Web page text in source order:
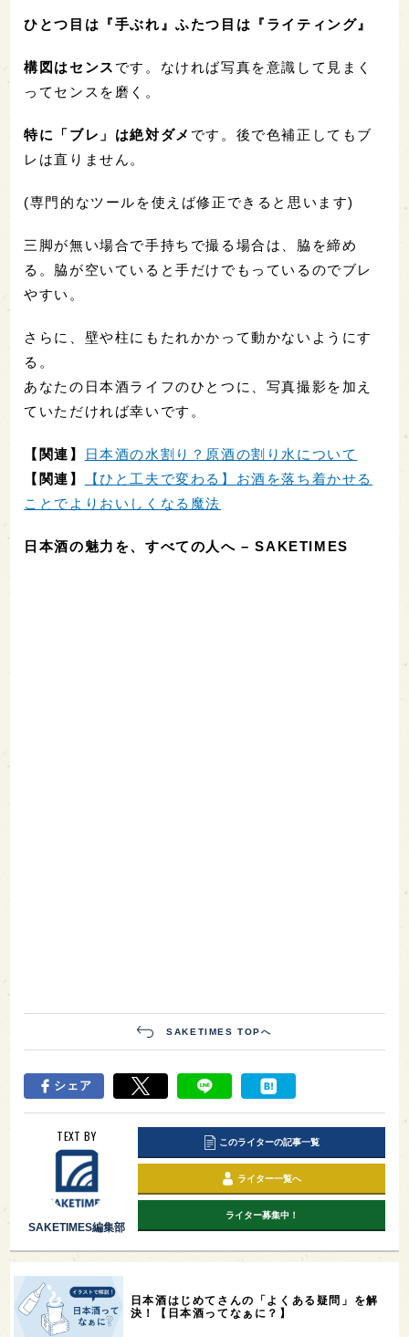
ひとつ目は『手ぶれ』ふたつ目は『ライティング』
構図はセンス です。なければ写真を意識して見まく
ってセンスを磨く。
特に「ブレ」は絶対ダメ です。後で色補正してもブ
レは直りません。
(専門的なツールを使えば修正できると思います)
三脚が無い場合で手持ちで撮る場合は、脇を締め
る。脇が空いていると手だけでもっているのでブレ
やすい。
さらに、壁や柱にもたれかかって動かないようにす
る。
あなたの日本酒ライフのひとつに、写真撮影を加え
ていただければ幸いです。
【関連】
日本酒の水割り？原酒の割り水について
【関連】
【ひと工夫で変わる】お酒を落ち着かせる
ことでよりおいしくなる魔法
日本酒の魅力を、すべての人へ – SAKETIMES
SAKETIMES TOPへ
シェア
TEXT BY
SAKETIMES編集部
このライターの記事一覧
ライター一覧へ
ライター募集中！
日本酒はじめてさんの「よくある疑問」を解
決！【日本酒ってなぁに？】